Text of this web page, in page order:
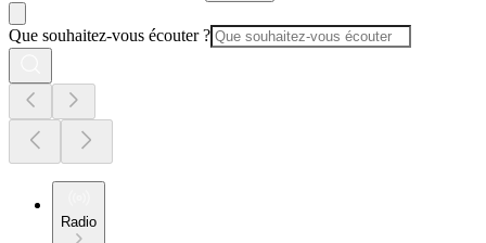
Que souhaitez-vous écouter ?
Radio